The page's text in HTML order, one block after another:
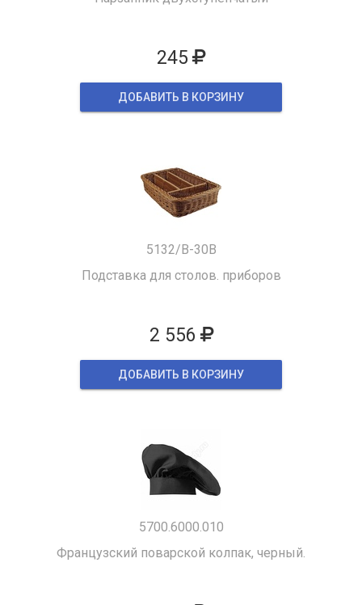
245
ДОБАВИТЬ В КОРЗИНУ
5132/B-30B
Подставка для столов. приборов
2 556
ДОБАВИТЬ В КОРЗИНУ
5700.6000.010
Французский поварской колпак, черный.